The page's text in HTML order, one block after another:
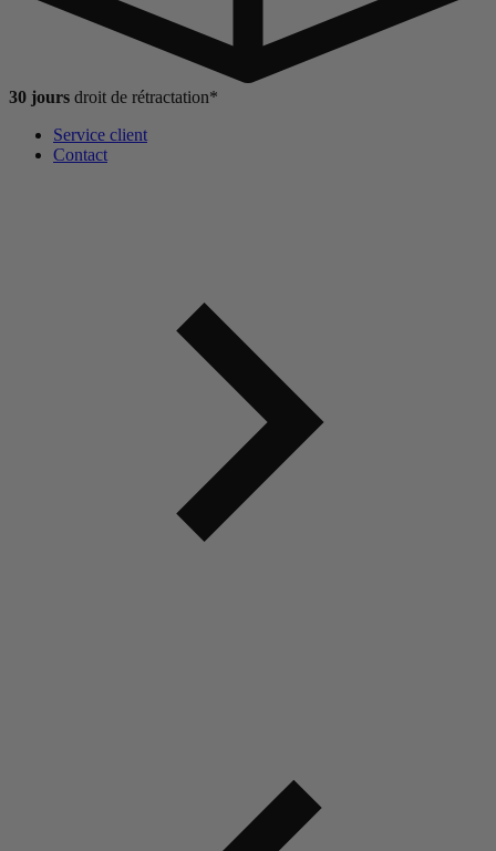
30 jours droit de rétractation*
Service client
Contact